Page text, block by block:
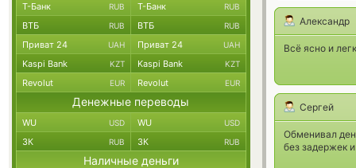
Александр
Всё ясно и
Сергей
Обменивал
без задержек
Т-Банк RUB Т-Банк RUB
ВТБ RUB ВТБ RUB
Приват 24 UAH Приват 24 UAH
Kaspi Bank KZT Kaspi Bank KZT
Revolut EUR Revolut EUR
Денежные переводы
WU USD WU USD
ЗК RUB ЗК RUB
Наличные деньги